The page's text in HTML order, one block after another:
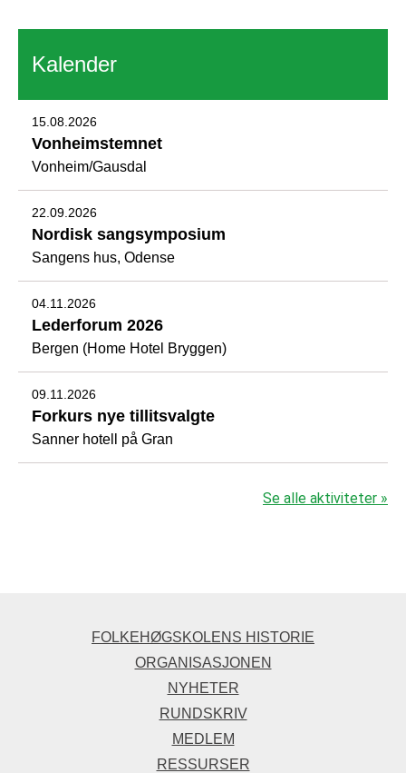
Kalender
15.08.2026
Vonheimstemnet
Vonheim/Gausdal
22.09.2026
Nordisk sangsymposium
Sangens hus, Odense
04.11.2026
Lederforum 2026
Bergen (Home Hotel Bryggen)
09.11.2026
Forkurs nye tillitsvalgte
Sanner hotell på Gran
Se alle aktiviteter »
FOLKEHØGSKOLENS HISTORIE
ORGANISASJONEN
NYHETER
RUNDSKRIV
MEDLEM
RESSURSER